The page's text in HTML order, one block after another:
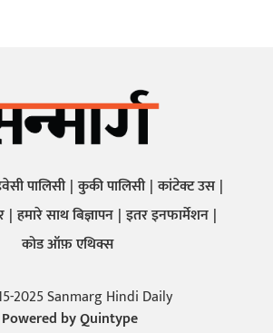
पालिसी कुकी पालिसी कांटेक्ट उस
हमारे साथ बिज्ञापन इतर इनफार्मेशन
कोड ऑफ़ एथिक्स
2025 Sanmarg Hindi Daily
Powered byQuintype